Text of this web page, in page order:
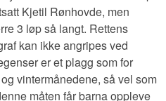
Kjetil Rønhovde, men
3 løp så langt. Rettens
kan ikke angripes ved
er et plagg som for
vintermånedene, så vel som
måten får barna oppleve